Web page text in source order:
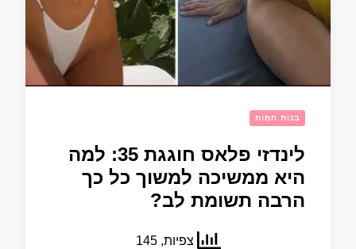
בנות חמות
לינדזי פלאס חוגגת 35: למה
היא ממשיכה למשוך כל כך
הרבה תשומת לב?
צפיות, 145